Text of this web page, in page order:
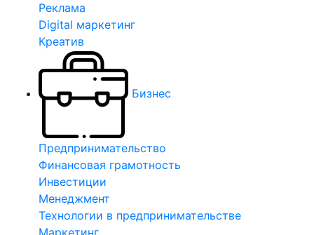
Реклама
Digital маркетинг
Креатив
Бизнес
Предпринимательство
Финансовая грамотность
Инвестиции
Менеджмент
Технологии в предпринимательстве
Маркетинг